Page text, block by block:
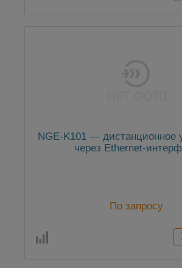
NGE-K101 — дистанционное
через Ethernet-
По запросу